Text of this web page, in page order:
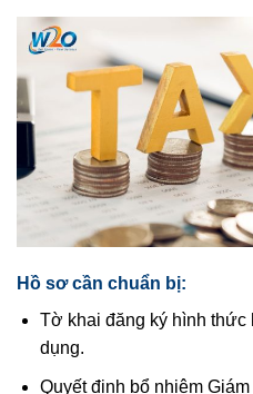
Hồ sơ cần chuẩn bị:
Tờ khai đăng ký hình
dụng.
Quyết định bổ nhiệm